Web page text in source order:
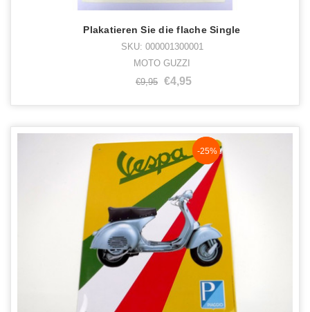
Plakatieren Sie die flache Single
SKU: 000001300001
MOTO GUZZI
€9,95 €4,95
NaN%
-25%